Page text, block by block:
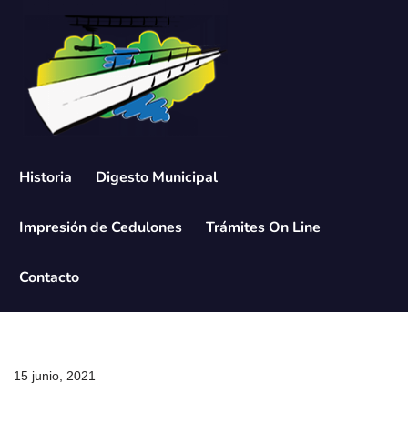
contenido
Historia Digesto Municipal
Impresión de Cedulones Trámites On Line
Contacto
15 junio, 2021